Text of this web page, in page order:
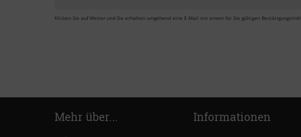
Klicken Sie auf Weiter und Sie erhalten umgehend eine E-Mail mit einem für Sie gültigen Bestätigungslink!
Mehr über... Informationen